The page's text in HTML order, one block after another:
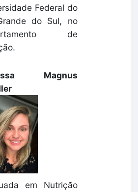
Federal do
do Sul, no
de
Magnus
em Nutrição